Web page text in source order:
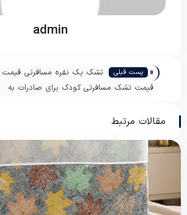
admin
« پست قبلی
تشک یک نفره مسافرتی
قیمت تشک مسافرتی کودک برای صادرات به
مقالات مرتبط